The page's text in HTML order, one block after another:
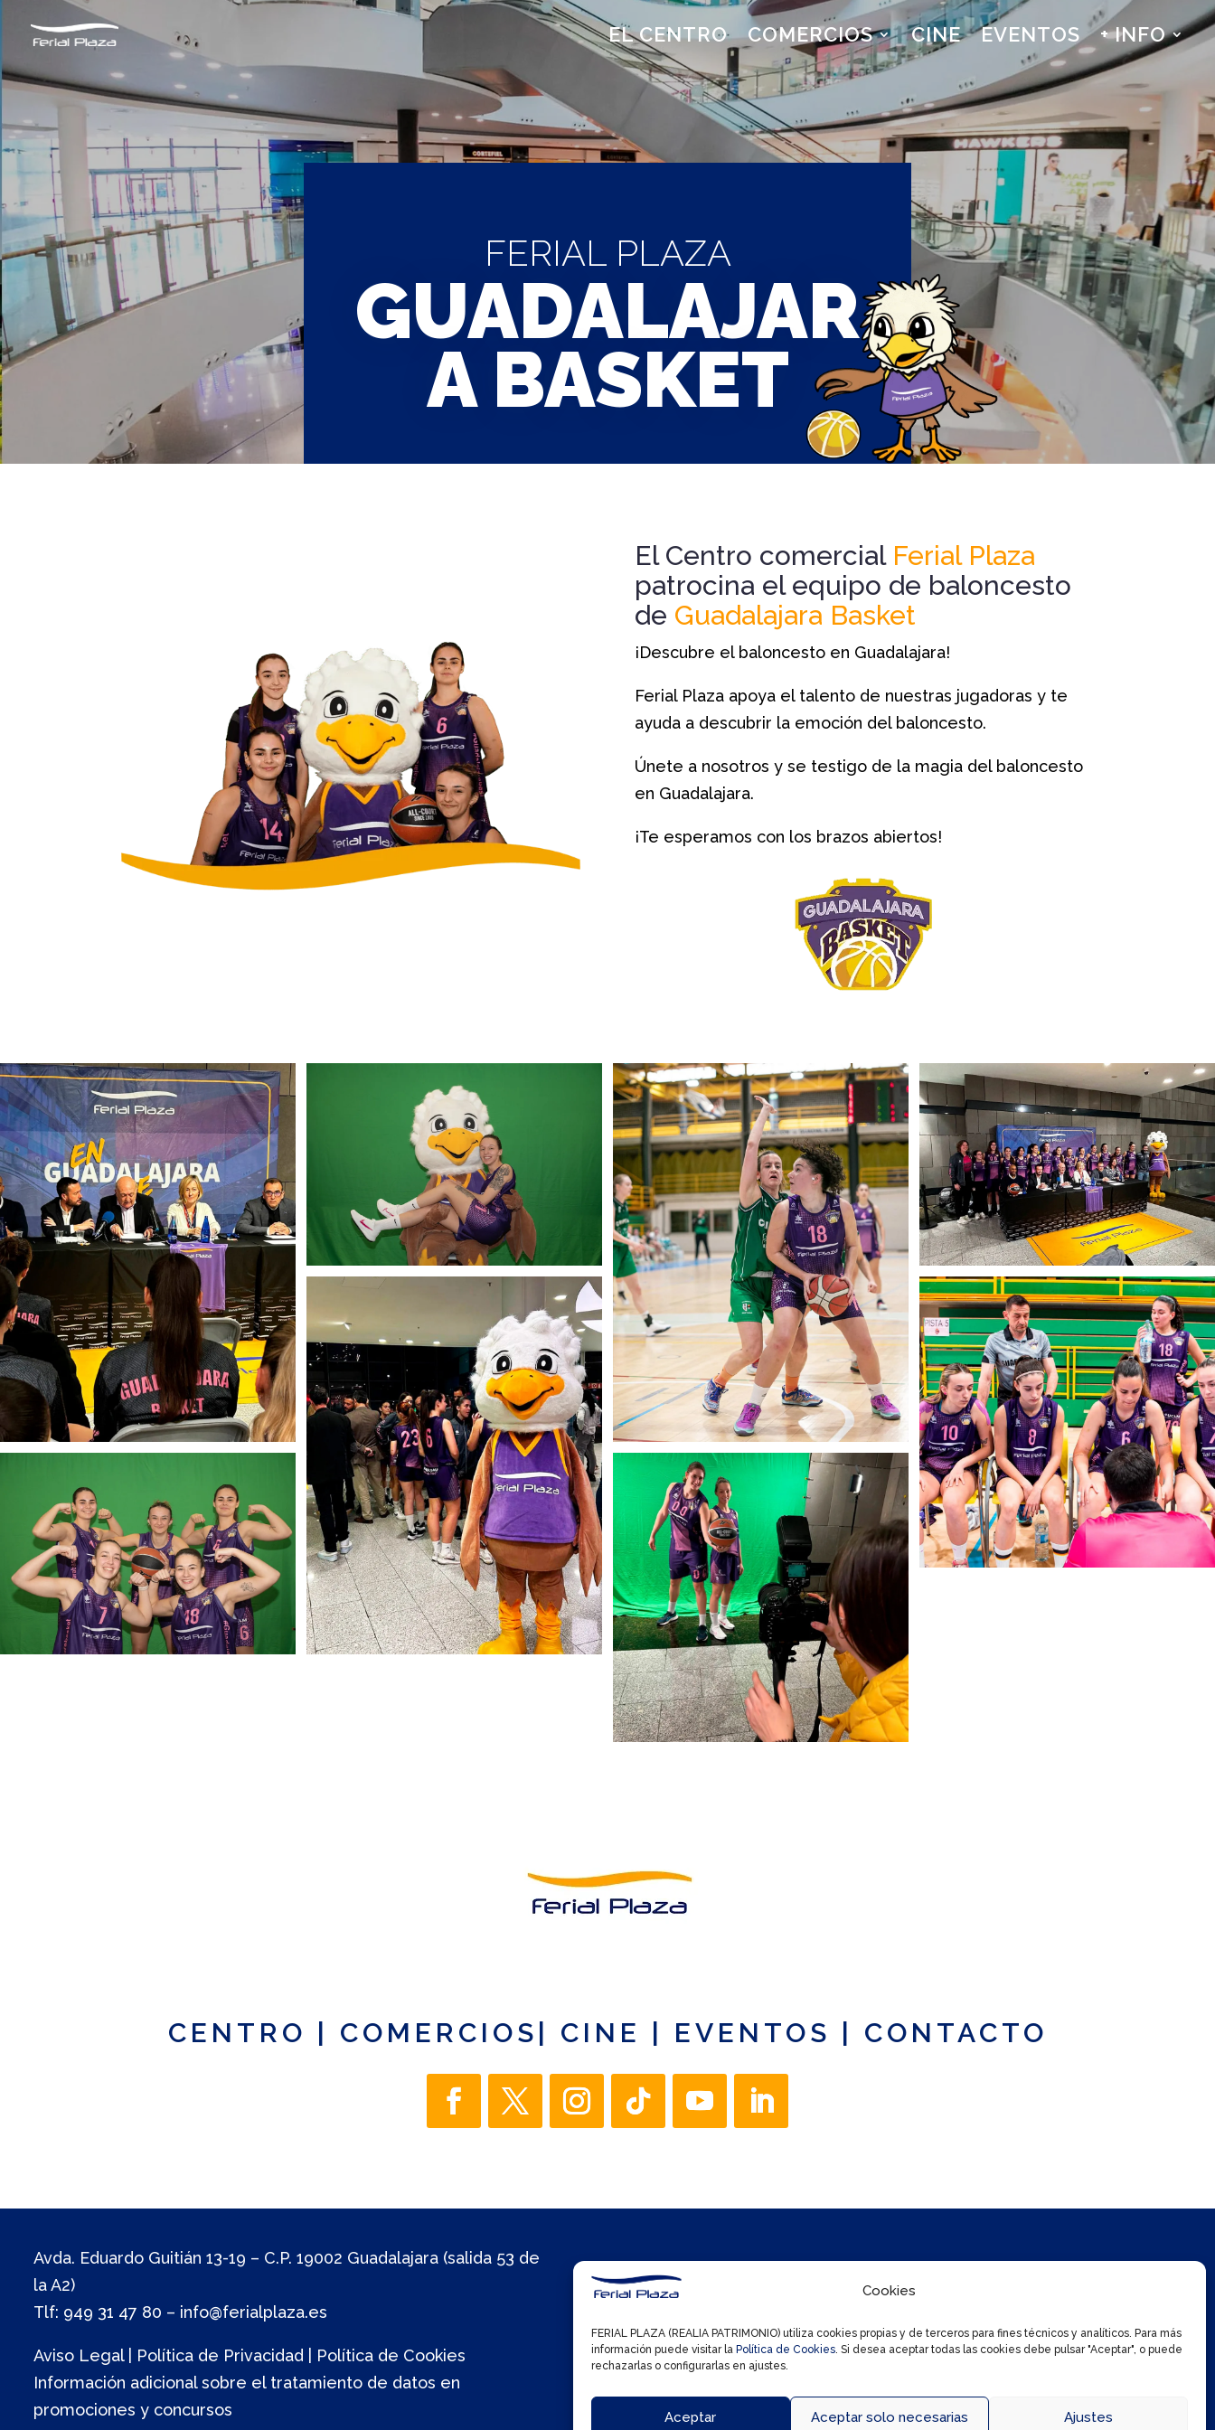
Cookies
FERIAL PLAZA (REALIA PATRIMONIO) utiliza cookies propias y de terceros para fines técnicos y analíticos. Para más
información puede visitar la Política de Cookies. Si desea aceptar todas las cookies debe pulsar "Aceptar", o puede
rechazarlas o configurarlas en ajustes.
Aceptar Aceptar solo necesarias Ajustes
EL CENTRO COMERCIOS CINE EVENTOS + INFO
FERIAL PLAZA
GUADALAJAR
A BASKET
El Centro comercial Ferial Plaza
patrocina el equipo de baloncesto
de Guadalajara Basket
¡Descubre el baloncesto en Guadalajara!
Ferial Plaza apoya el talento de nuestras jugadoras y te
ayuda a descubrir la emoción del baloncesto.
Únete a nosotros y se testigo de la magia del baloncesto
en Guadalajara.
¡Te esperamos con los brazos abiertos!
CENTRO COMERCIOS CINE EVENTOS CONTACTO
Avda. Eduardo Guitián 13-19 – C.P. 19002 Guadalajara (salida 53 de
la A2)
Tlf: 949 31 47 80 – info@ferialplaza.es
Aviso Legal| Política de Privacidad
Política de Cookies
Información adicional sobre el tratamiento de datos en
promociones y concursos